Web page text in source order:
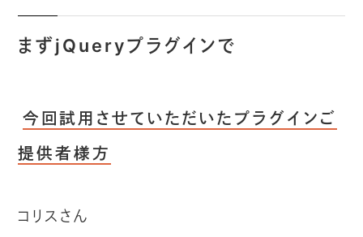
まずjQueryプラグインで
今回試用させていただいたプラグインご
提供者様方
コリスさん